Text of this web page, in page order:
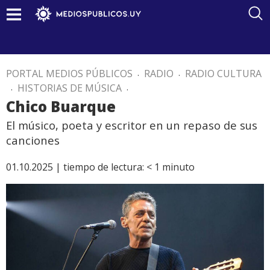
PORTAL MEDIOS PÚBLICOS . RADIO . RADIO CULTURA
. HISTORIAS DE MÚSICA .
Chico Buarque
El músico, poeta y escritor en un repaso de sus
canciones
01.10.2025 | tiempo de lectura: < 1 minuto